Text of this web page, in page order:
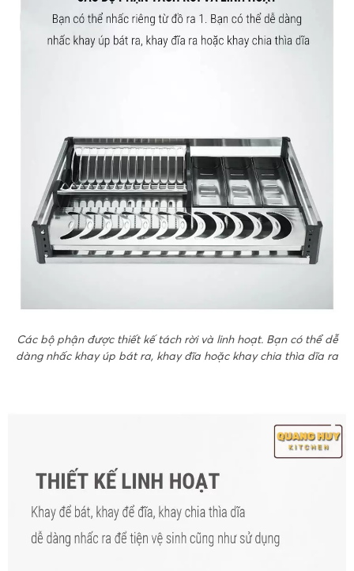
Các bộ phận được thiết kế tách rời và linh hoạt. Bạn có thể dễ
dàng nhấc khay úp bát ra, khay đĩa hoặc khay chia thìa dĩa ra